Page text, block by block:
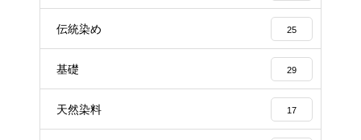
伝統染め 25
基礎 29
天然染料 17